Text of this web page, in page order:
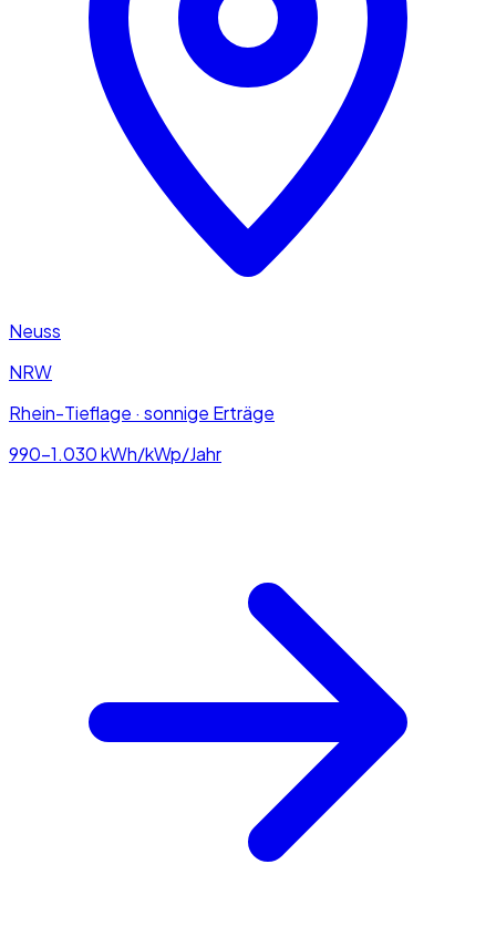
Neuss
NRW
Rhein-Tieflage · sonnige Erträge
990–1.030kWh/kWp/Jahr